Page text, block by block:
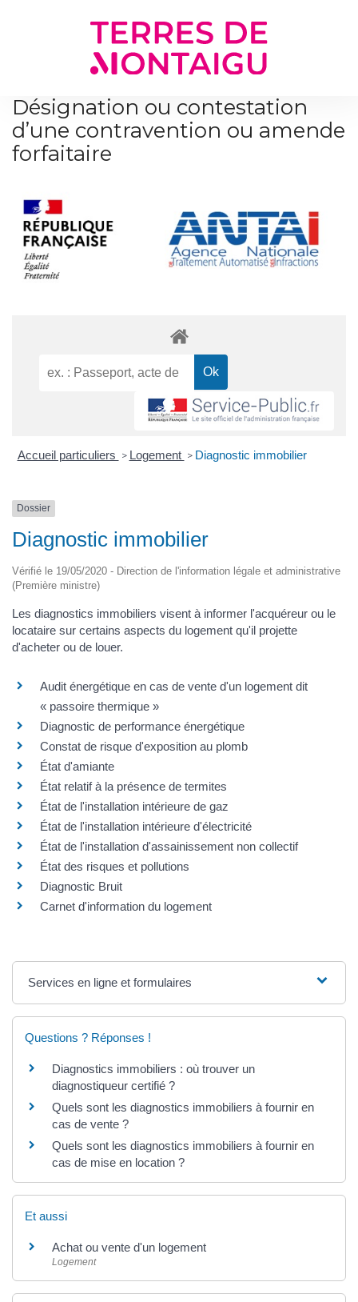
Désignation ou contestation
d’une contravention ou amende
forfaitaire
Accueil particuliers > Logement > Diagnostic immobilier
Dossier
Diagnostic immobilier
Vérifié le 19/05/2020 - Direction de l'information légale et administrative
(Première ministre)
Les diagnostics immobiliers visent à informer l'acquéreur ou le
locataire sur certains aspects du logement qu'il projette
d'acheter ou de louer.
Audit énergétique en cas de vente d'un logement dit
« passoire thermique »
Diagnostic de performance énergétique
Constat de risque d'exposition au plomb
État d'amiante
État relatif à la présence de termites
État de l'installation intérieure de gaz
État de l'installation intérieure d'électricité
État de l'installation d'assainissement non collectif
État des risques et pollutions
Diagnostic Bruit
Carnet d'information du logement
Services en ligne et formulaires
Questions ? Réponses !
Diagnostics immobiliers : où trouver un
diagnostiqueur certifié ?
Quels sont les diagnostics immobiliers à fournir en
cas de vente ?
Quels sont les diagnostics immobiliers à fournir en
cas de mise en location ?
Et aussi
Achat ou vente d'un logement
Logement